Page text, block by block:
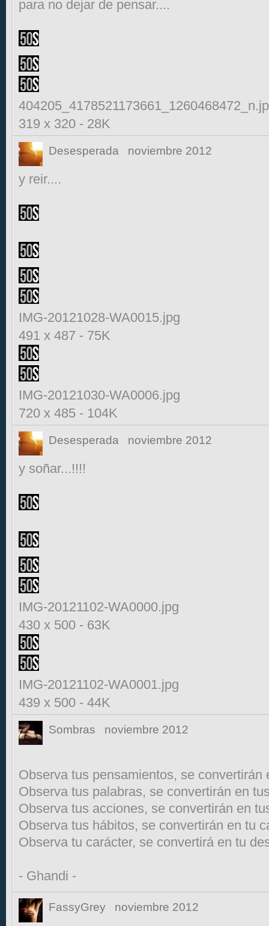
para no dejar de pensar....
319 x 320 - 28K
Desesperada noviembre 2012
y reir....
IMG-20121028-WA0015.jpg
491 x 487 - 75K
IMG-20121030-WA0006.jpg
720 x 485 - 104K
Desesperada noviembre 2012
y soñar...!!!!
IMG-20121102-WA0000.jpg
430 x 500 - 63K
IMG-20121102-WA0001.jpg
439 x 500 - 44K
Sombras noviembre 2012
Observa tus pensamientos, se convertirán
Observa tus palabras, se convertirán en
Observa tus acciones, se convertirán en
Observa tus hábitos, se convertirán en tu
Observa tu carácter, se convertirá en tu
- Ghandi -
FassyGrey noviembre 2012